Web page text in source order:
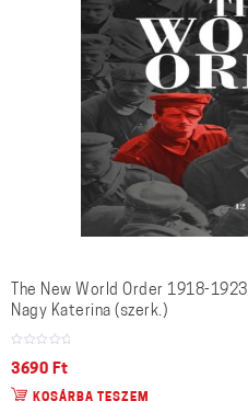
The New World Order 1918-1923
Nagy Katerina (szerk.)
3690 Ft
KOSÁRBA TESZEM